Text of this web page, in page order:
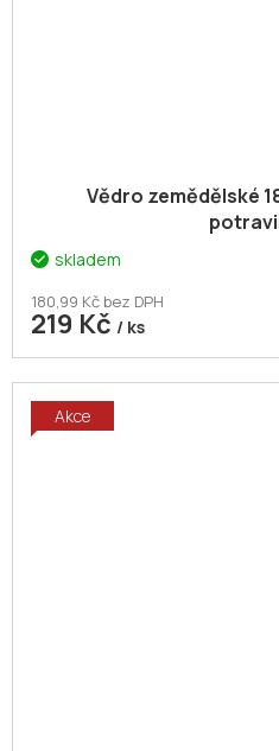
Vědro zemědělské
skladem
180,99 Kč bez DPH
219 Kč / ks
Akce